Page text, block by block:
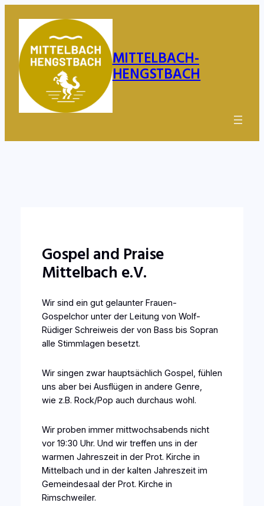
springen
MITTELBACH-
HENGSTBACH
Gospel and Praise
Mittelbach e.V.
Wir sind ein gut gelaunter Frauen-
Gospelchor unter der Leitung von Wolf-
Rüdiger Schreiweis der von Bass bis Sopran
alle Stimmlagen besetzt.
Wir singen zwar hauptsächlich Gospel, fühlen
uns aber bei Ausflügen in andere Genre,
wie z.B. Rock/Pop auch durchaus wohl.
Wir proben immer mittwochsabends nicht
vor 19:30 Uhr. Und wir treffen uns in der
warmen Jahreszeit in der Prot. Kirche in
Mittelbach und in der kalten Jahreszeit im
Gemeindesaal der Prot. Kirche in
Rimschweiler.